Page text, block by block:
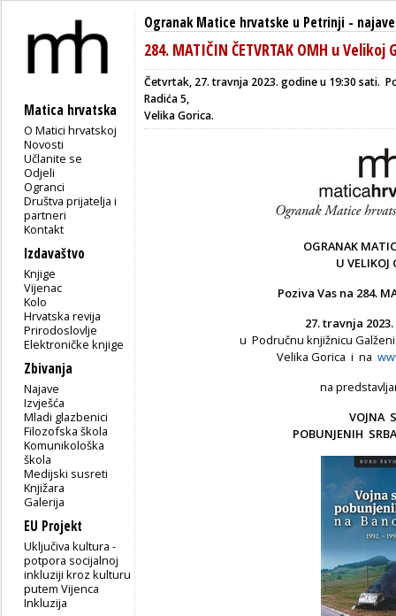
Matica hrvatska
O Matici hrvatskoj
Novosti
Učlanite se
Odjeli
Ogranci
Društva prijatelja i
partneri
Kontakt
Izdavaštvo
Knjige
Vijenac
Kolo
Hrvatska revija
Prirodoslovlje
Elektroničke knjige
Zbivanja
Najave
Izvješća
Mladi glazbenici
Filozofska škola
Komunikološka
škola
Medijski susreti
Knjižara
Galerija
EU Projekt
Uključiva kultura -
potpora socijalnoj
inkluziji kroz kulturu
putem Vijenca
Inkluzija
Ogranak Matice hrvatske u Petrinji - najave
284. MATIČIN ČETVRTAK OMH u Velikoj
Četvrtak, 27. travnja 2023. godine u 19:30 sati.
Radića 5,
Velika Gorica.
OGRANAK
U VELIKOJ
Poziva Vas na 284.
27. travnja 2023.
u Područnu knjižnicu
Velika Gorica i na
na
VOJNA
POBUNJENIH